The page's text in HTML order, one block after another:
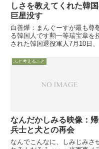
しさを教えてくれた韓
巨星没す
白善燁：まんぐーすが最も尊
る韓国人です勲一等瑞宝章を
された韓国退役軍人7月10日、
軍に最も信頼された韓国軍人
盟国（米国）の支援を得て戦
ふと考えること
なんだかしみる映像：
兵士と犬との再会
なんでこんなに、しみじみさ